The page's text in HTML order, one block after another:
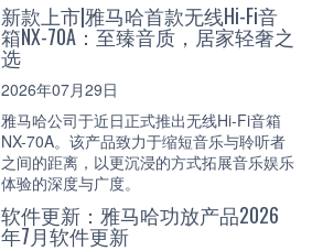
新款上市|雅马哈首款无线Hi-Fi音
箱NX-70A：至臻音质，居家轻奢之
选
2026年07月29日
雅马哈公司于近日正式推出无线Hi-Fi音箱
NX-70A。该产品致力于缩短音乐与聆听者
之间的距离，以更沉浸的方式拓展音乐娱乐
体验的深度与广度。
软件更新：雅马哈功放产品2026
年7月软件更新